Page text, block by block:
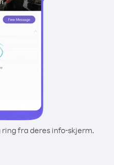
fra deres info-skjerm.